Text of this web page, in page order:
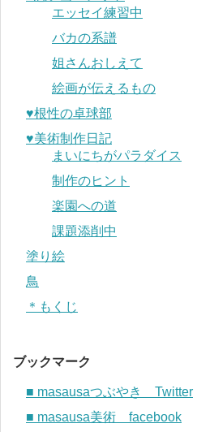
エッセイ練習中
バカの系譜
姐さんおしえて
絵画が伝えるもの
♥︎根性の卓球部
♥︎美術制作日記
まいにちがパラダイス
制作のヒント
楽園への道
課題添削中
塗り絵
鳥
＊もくじ
ブックマーク
■ masausaつぶやき Twitter
■ masausa美術 facebook